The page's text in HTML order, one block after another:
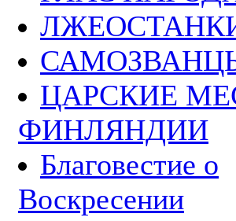
ЦАРСКИЕ
ФИНЛЯНДИИ
Благовестие о
Воскресении